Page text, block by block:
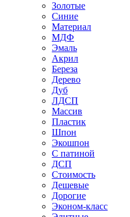
Золотые
Синие
Материал
МДФ
Эмаль
Акрил
Береза
Дерево
Дуб
ЛДСП
Массив
Пластик
Шпон
Экошпон
С патиной
ДСП
Стоимость
Дешевые
Дорогие
Эконом-класс